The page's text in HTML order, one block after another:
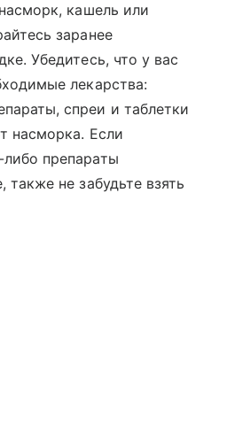
кашель или
заранее
Убедитесь, что у вас
лекарства:
спреи и таблетки
насморка. Если
препараты
также не забудьте взять